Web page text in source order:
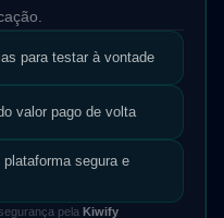
para testar à vontade
valor pago de volta
segura e
pela Kiwify